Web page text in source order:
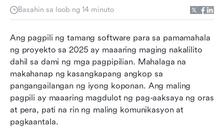
Basahin sa loob ng 14 minuto
Ang pagpili ng tamang software para sa pamamahala
ng proyekto sa 2025 ay maaaring maging nakalilito
dahil sa dami ng mga pagpipilian. Mahalaga na
makahanap ng kasangkapang angkop sa
pangangailangan ng iyong koponan. Ang maling
pagpili ay maaaring magdulot ng pag-aaksaya ng oras
at pera, pati na rin ng maling komunikasyon at
pagkaantala.
alternatibo sa Smartsheet
isang sulyap
10 pinakamahusay na mga alternatibo sa
Smartsheet sa 2026
Bakit ang Lark ang pinakamahusay na
alternatibo sa Smartsheet
Mga Madalas Itanong tungkol sa mga